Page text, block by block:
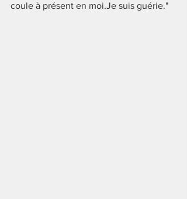
coule à présent en moi.Je suis guérie."